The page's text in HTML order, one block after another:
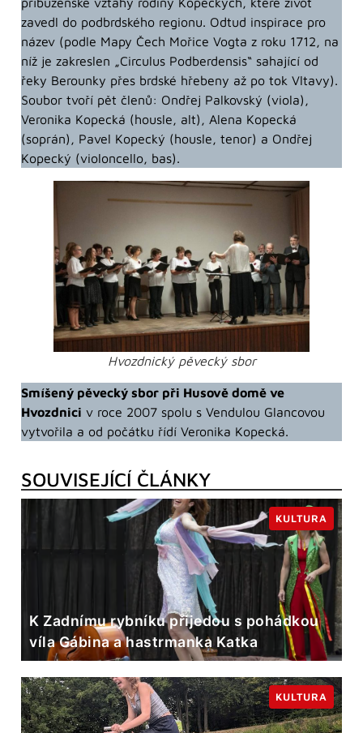
zavedl do podbrdského regionu. Odtud inspirace pro
název (podle Mapy Čech Mořice Vogta z roku 1712, na
níž je zakreslen „Circulus Podberdensis“ sahající od
řeky Berounky přes brdské hřebeny až po tok Vltavy).
Soubor tvoří pět členů: Ondřej Palkovský (viola),
Veronika Kopecká (housle, alt), Alena Kopecká
(soprán), Pavel Kopecký (housle, tenor) a Ondřej
Kopecký (violoncello, bas).
Hvozdnický pěvecký sbor
Smíšený pěvecký sbor při Husově domě ve
Hvozdnici v roce 2007 spolu s Vendulou Glancovou
vytvořila a od počátku řídí Veronika Kopecká.
SOUVISEJÍCÍ ČLÁNKY
K Zadnímu rybníku přijedou s pohádkou
víla Gábina a hastrmanka Katka
KULTURA
KULTURA